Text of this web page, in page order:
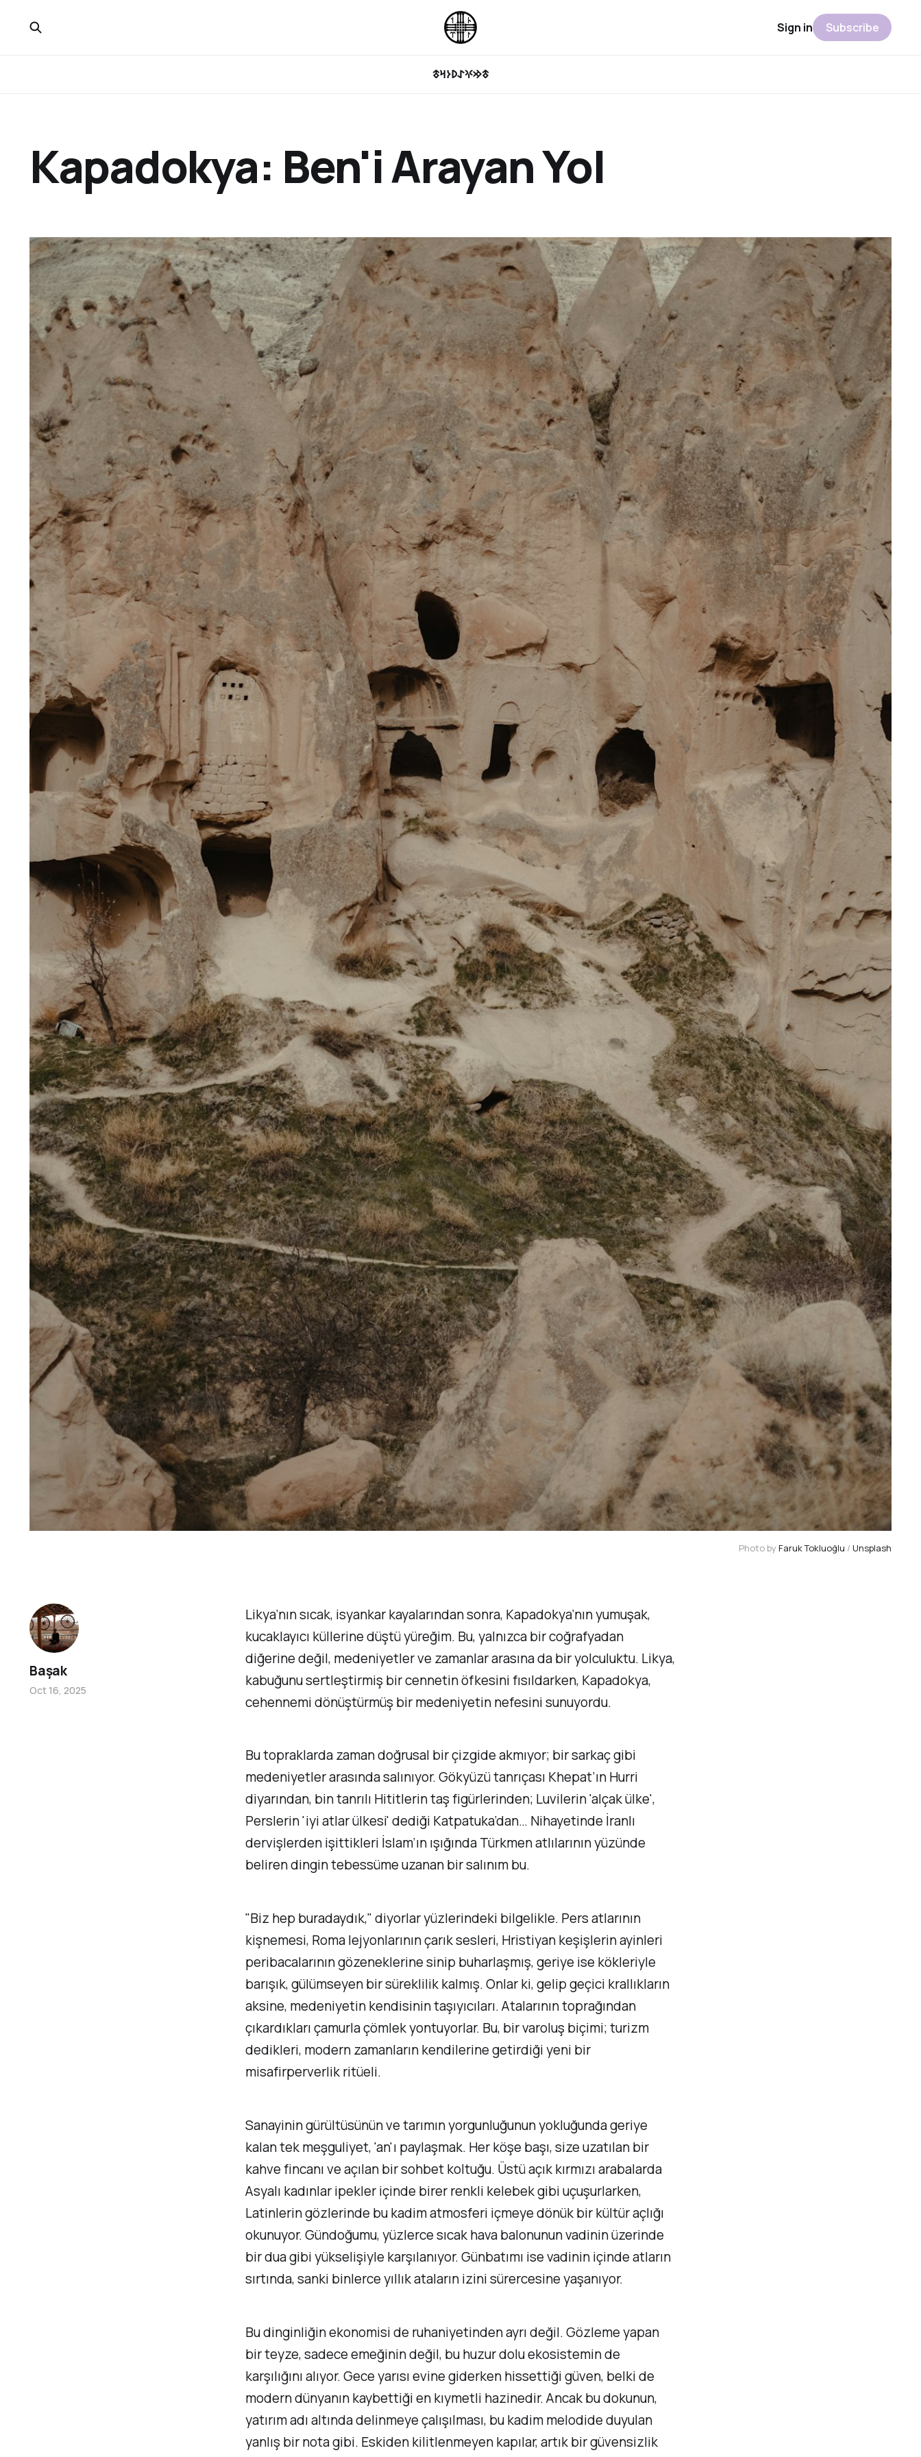
𐰖𐰆𐰺𐱃𐱃𐰢𐰍𐰀
Sign in Subscribe
Kapadokya: Ben'i Arayan Yol
Photo by Faruk Tokluoğlu / Unsplash
Likya’nın sıcak, isyankar kayalarından sonra, Kapadokya’nın yumuşak,
kucaklayıcı küllerine düştü yüreğim. Bu, yalnızca bir coğrafyadan
diğerine değil, medeniyetler ve zamanlar arasına da bir yolculuktu. Likya,
kabuğunu sertleştirmiş bir cennetin öfkesini fısıldarken, Kapadokya,
cehennemi dönüştürmüş bir medeniyetin nefesini sunuyordu.
Bu topraklarda zaman doğrusal bir çizgide akmıyor; bir sarkaç gibi
medeniyetler arasında salınıyor. Gökyüzü tanrıçası Khepat’ın Hurri
diyarından, bin tanrılı Hititlerin taş figürlerinden; Luvilerin 'alçak ülke',
Perslerin 'iyi atlar ülkesi' dediği Katpatuka’dan… Nihayetinde İranlı
dervişlerden işittikleri İslam’ın ışığında Türkmen atlılarının yüzünde
beliren dingin tebessüme uzanan bir salınım bu.
"Biz hep buradaydık," diyorlar yüzlerindeki bilgelikle. Pers atlarının
kişnemesi, Roma lejyonlarının çarık sesleri, Hristiyan keşişlerin ayinleri
peribacalarının gözeneklerine sinip buharlaşmış, geriye ise kökleriyle
barışık, gülümseyen bir süreklilik kalmış. Onlar ki, gelip geçici krallıkların
aksine, medeniyetin kendisinin taşıyıcıları. Atalarının toprağından
çıkardıkları çamurla çömlek yontuyorlar. Bu, bir varoluş biçimi; turizm
dedikleri, modern zamanların kendilerine getirdiği yeni bir
misafirperverlik ritüeli.
Sanayinin gürültüsünün ve tarımın yorgunluğunun yokluğunda geriye
kalan tek meşguliyet, 'an'ı paylaşmak. Her köşe başı, size uzatılan bir
kahve fincanı ve açılan bir sohbet koltuğu. Üstü açık kırmızı arabalarda
Asyalı kadınlar ipekler içinde birer renkli kelebek gibi uçuşurlarken,
Latinlerin gözlerinde bu kadim atmosferi içmeye dönük bir kültür açlığı
okunuyor. Gündoğumu, yüzlerce sıcak hava balonunun vadinin üzerinde
bir dua gibi yükselişiyle karşılanıyor. Günbatımı ise vadinin içinde atların
sırtında, sanki binlerce yıllık ataların izini sürercesine yaşanıyor.
Bu dinginliğin ekonomisi de ruhaniyetinden ayrı değil. Gözleme yapan
bir teyze, sadece emeğinin değil, bu huzur dolu ekosistemin de
karşılığını alıyor. Gece yarısı evine giderken hissettiği güven, belki de
modern dünyanın kaybettiği en kıymetli hazinedir. Ancak bu dokunun,
yatırım adı altında delinmeye çalışılması, bu kadim melodide duyulan
yanlış bir nota gibi. Eskiden kilitlenmeyen kapılar, artık bir güvensizlik
Başak
Oct 16, 2025